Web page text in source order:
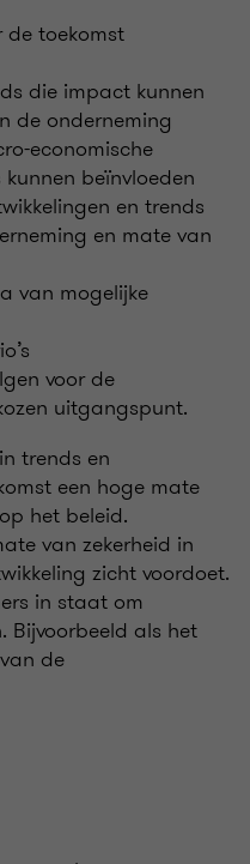
de toekomst
die impact kunnen
de onderneming
economische
beïnvloeden
en trends
en mate van
van mogelijke
voor de
uitgangspunt.
trends en
een hoge mate
het beleid.
van zekerheid in
zicht voordoet.
in staat om
Bijvoorbeeld als het
de